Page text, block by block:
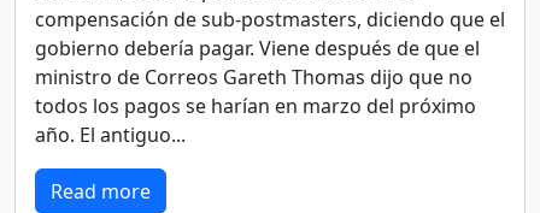
compensación de sub-postmasters, diciendo que el
gobierno debería pagar. Viene después de que el
ministro de Correos Gareth Thomas dijo que no
todos los pagos se harían en marzo del próximo
año. El antiguo...
Read more